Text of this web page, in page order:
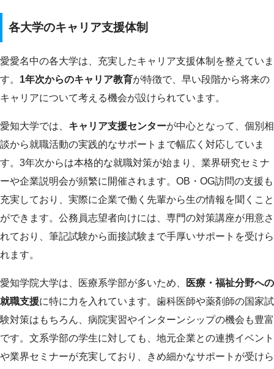
各大学のキャリア支援体制
愛愛名中の各大学は、充実したキャリア支援体制を整えていま
す。 1年次からのキャリア教育が特徴で、早い段階から将来の
キャリアについて考える機会が設けられています。
愛知大学では、 キャリア支援センターが中心となって、個別相
談から就職活動の実践的なサポートまで幅広く対応していま
す。3年次からは本格的な就職対策が始まり、業界研究セミナ
ーや企業説明会が頻繁に開催されます。OB・OG訪問の支援も
充実しており、実際に企業で働く先輩から生の情報を聞くこと
ができます。公務員志望者向けには、専門の対策講座が用意さ
れており、筆記試験から面接試験まで手厚いサポートを受けら
れます。
愛知学院大学は、医療系学部が多いため、
医療・福祉分野への
就職支援に特に力を入れています。歯科医師や薬剤師の国家試
験対策はもちろん、病院実習やインターンシップの機会も豊富
です。文系学部の学生に対しても、地元企業との連携イベント
や業界セミナーが充実しており、きめ細かなサポートが受けら